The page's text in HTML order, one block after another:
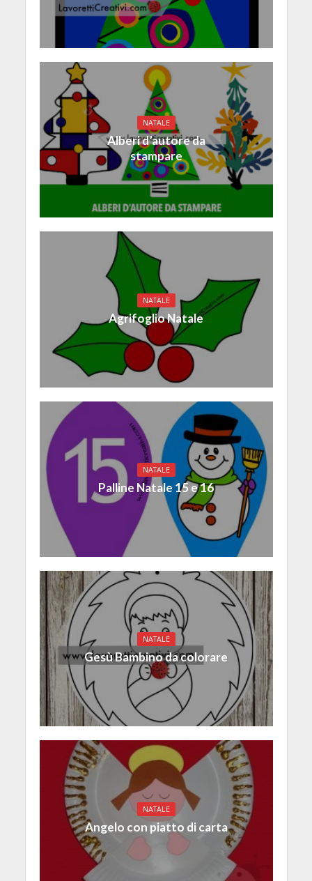
NATALE
Alberi d’autore da
stampare
NATALE
Agrifoglio Natale
NATALE
Palline Natale 15 e 16
NATALE
Gesù Bambino da colorare
NATALE
Angelo con piatto di carta